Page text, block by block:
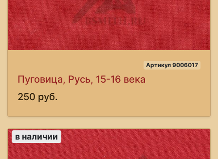
Артикул 9006017
Пуговица, Русь, 15-16 века
250 руб.
в наличии